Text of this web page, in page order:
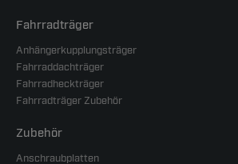
Fahrradträger
Anhängerkupplungsträger
Fahrraddachträger
Fahrradheckträger
Fahrradträger Zubehör
Zubehör
Anschraubplatten